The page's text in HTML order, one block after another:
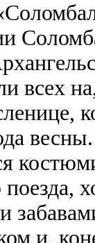
всех
поезда,
и,